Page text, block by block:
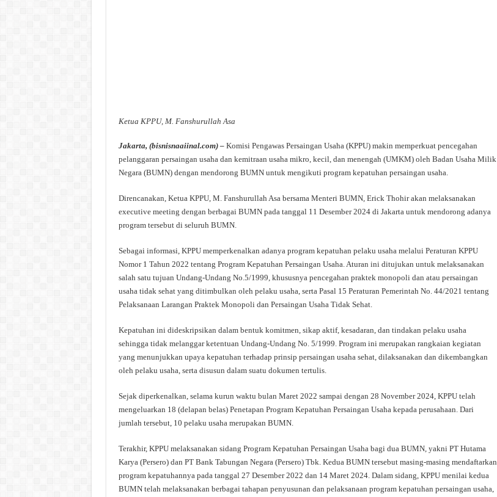
Ketua KPPU, M. Fanshurullah Asa
Jakarta, (bisnisnaaiinal.com) – Komisi Pengawas Persaingan Usaha (KPPU) makin memperkuat pencegahan
pelanggaran persaingan usaha dan kemitraan usaha mikro, kecil, dan menengah (UMKM) oleh Badan Usaha Milik
Negara (BUMN) dengan mendorong BUMN untuk mengikuti program kepatuhan persaingan usaha.
Direncanakan, Ketua KPPU, M. Fanshurullah Asa bersama Menteri BUMN, Erick Thohir akan melaksanakan
executive meeting dengan berbagai BUMN pada tanggal 11 Desember 2024 di Jakarta untuk mendorong adanya
program tersebut di seluruh BUMN.
Sebagai informasi, KPPU memperkenalkan adanya program kepatuhan pelaku usaha melalui Peraturan KPPU
Nomor 1 Tahun 2022 tentang Program Kepatuhan Persaingan Usaha. Aturan ini ditujukan untuk melaksanakan
salah satu tujuan Undang-Undang No.5/1999, khususnya pencegahan praktek monopoli dan atau persaingan
usaha tidak sehat yang ditimbulkan oleh pelaku usaha, serta Pasal 15 Peraturan Pemerintah No. 44/2021 tentang
Pelaksanaan Larangan Praktek Monopoli dan Persaingan Usaha Tidak Sehat.
Kepatuhan ini dideskripsikan dalam bentuk komitmen, sikap aktif, kesadaran, dan tindakan pelaku usaha
sehingga tidak melanggar ketentuan Undang-Undang No. 5/1999. Program ini merupakan rangkaian kegiatan
yang menunjukkan upaya kepatuhan terhadap prinsip persaingan usaha sehat, dilaksanakan dan dikembangkan
oleh pelaku usaha, serta disusun dalam suatu dokumen tertulis.
Sejak diperkenalkan, selama kurun waktu bulan Maret 2022 sampai dengan 28 November 2024, KPPU telah
mengeluarkan 18 (delapan belas) Penetapan Program Kepatuhan Persaingan Usaha kepada perusahaan. Dari
jumlah tersebut, 10 pelaku usaha merupakan BUMN.
Terakhir, KPPU melaksanakan sidang Program Kepatuhan Persaingan Usaha bagi dua BUMN, yakni PT Hutama
Karya (Persero) dan PT Bank Tabungan Negara (Persero) Tbk. Kedua BUMN tersebut masing-masing mendaftarkan
program kepatuhannya pada tanggal 27 Desember 2022 dan 14 Maret 2024. Dalam sidang, KPPU menilai kedua
BUMN telah melaksanakan berbagai tahapan penyusunan dan pelaksanaan program kepatuhan persaingan usaha,